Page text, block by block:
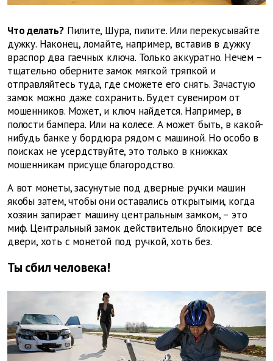
Что делать?Пилите, Шура, пилите. Или перекусывайте
дужку. Наконец, ломайте, например, вставив в дужку
враспор два гаечных ключа. Только аккуратно. Нечем –
тщательно оберните замок мягкой тряпкой и
отправляйтесь туда, где сможете его снять. Зачастую
замок можно даже сохранить. Будет сувениром от
мошенников. Может, и ключ найдется. Например, в
полости бампера. Или на колесе. А может быть, в какой-
нибудь банке у бордюра рядом с машиной. Но особо в
поисках не усердствуйте, это только в книжках
мошенникам присуще благородство.
А вот монеты, засунутые под дверные ручки машин
якобы затем, чтобы они оставались открытыми, когда
хозяин запирает машину центральным замком, – это
миф. Центральный замок действительно блокирует все
двери, хоть с монетой под ручкой, хоть без.
Ты сбил человека!